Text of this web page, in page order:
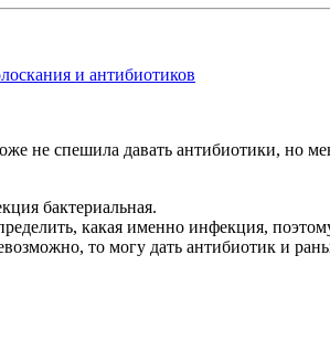
и антибиотиков
не спешила давать антибиотики, но
бактериальная.
какая именно инфекция,
то могу дать антибиотик и